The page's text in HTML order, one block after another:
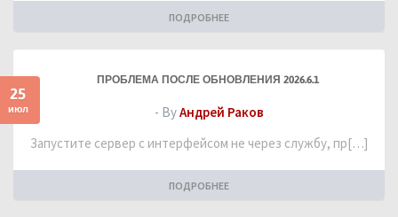
ПОДРОБНЕЕ
25
июл
ПРОБЛЕМА ПОСЛЕ ОБНОВЛЕНИЯ 2026.6.1
- ByАндрей Раков
Запустите сервер с интерфейсом не через службу, пр[…]
ПОДРОБНЕЕ